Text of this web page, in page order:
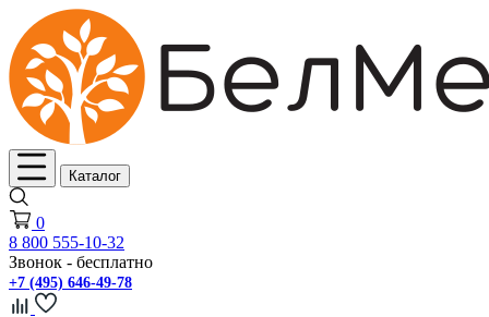
Каталог
0
8 800 555-10-32
Звонок - бесплатно
+7 (495) 646-49-78